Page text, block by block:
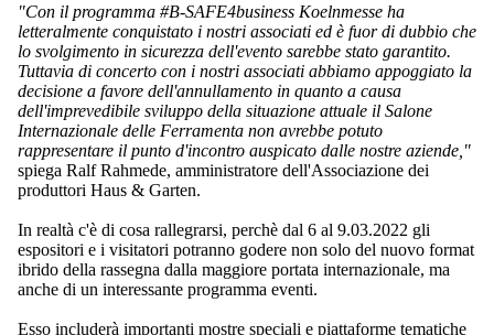
"Con il programma #B-SAFE4business Koelnmesse ha
letteralmente conquistato i nostri associati ed è fuor di dubbio che
lo svolgimento in sicurezza dell'evento sarebbe stato garantito.
Tuttavia di concerto con i nostri associati abbiamo appoggiato la
decisione a favore dell'annullamento in quanto a causa
dell'imprevedibile sviluppo della situazione attuale il Salone
Internazionale delle Ferramenta non avrebbe potuto
rappresentare il punto d'incontro auspicato dalle nostre aziende,"
spiega Ralf Rahmede, amministratore dell'Associazione dei
produttori Haus & Garten.
In realtà c'è di cosa rallegrarsi, perchè dal 6 al 9.03.2022 gli
espositori e i visitatori potranno godere non solo del nuovo format
ibrido della rassegna dalla maggiore portata internazionale, ma
anche di un interessante programma eventi.
Esso includerà importanti mostre speciali e piattaforme tematiche